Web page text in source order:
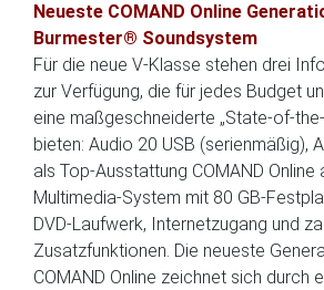
Neueste COMAND Online
Burmester® Soundsystem
Für die neue V-Klasse stehen drei
zur Verfügung, die für jedes Budget
eine maßgeschneiderte „State-of-
bieten: Audio 20 USB (serienmäßig),
als Top-Ausstattung COMAND
Multimedia-System mit 80 GB-
DVD-Laufwerk, Internetzugang und
Zusatzfunktionen. Die neueste
COMAND Online zeichnet sich durch